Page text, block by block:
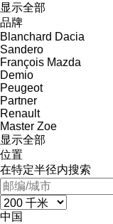
显示全部
品牌
Blanchard Dacia
Sandero
François Mazda
Demio
Peugeot
Partner
Renault
Master Zoe
显示全部
位置
在特定半径内搜索
中国